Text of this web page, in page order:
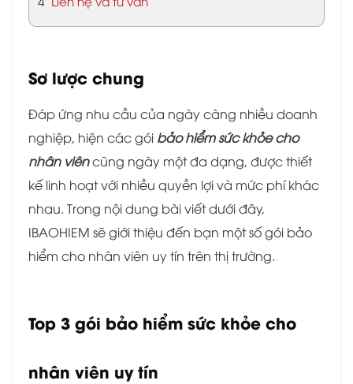
Sơ lược chung
Đáp ứng nhu cầu của ngày càng nhiều doanh
nghiệp, hiện các gói bảo hiểm sức khỏe cho
nhân viêncũng ngày một đa dạng, được thiết
kế linh hoạt với nhiều quyền lợi và mức phí khác
nhau. Trong nội dung bài viết dưới đây,
IBAOHIEM sẽ giới thiệu đến bạn một số gói bảo
hiểm cho nhân viên uy tín trên thị trường.
Top 3 gói bảo hiểm sức khỏe cho
nhân viên uy tín